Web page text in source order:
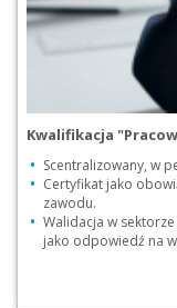
Kwalifikacja
Scentralizowany, w
Certyfikat jako
zawodu.
Walidacja w
jako odpowiedź na